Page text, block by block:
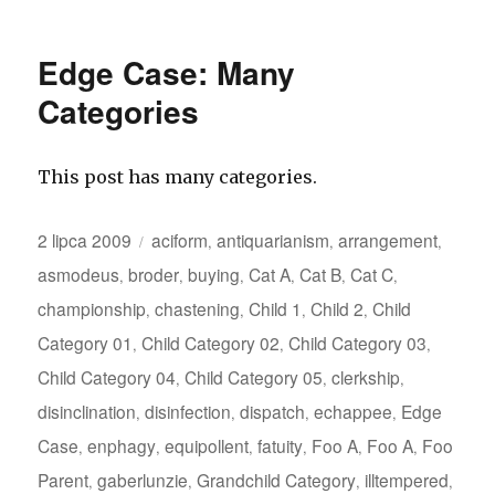
Edge Case: Many
Categories
This post has many categories.
Opublikowano
2 lipca 2009 Kategorie
aciform,antiquarianism,arrangement,
asmodeus,broder,buying,Cat A,Cat B,Cat C,
championship,chastening,Child 1 ,Child 2,Child
Category 01 ,Child Category 02,Child Category 03,
Child Category 04,Child Category 05,clerkship,
disinclination,disinfection,dispatch,echappee, Edge
Case,enphagy,equipollent,fatuity, Foo A, Foo A, Foo
Parent,gaberlunzie,Grandchild Category, illtempered,